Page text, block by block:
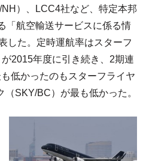
）、LCC4社など、特定本邦
「航空輸送サービスに係る情
した。定時運航率はスターフ
2015年度に引き続き、2期連
低かったのもスターフライヤ
SKY/BC）が最も低かった。